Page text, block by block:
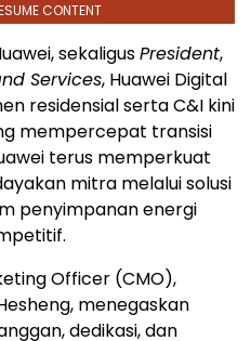
CONTENT
sekaligusPresident,
Services, Huawei Digital
residensial serta C&I kini
mempercepat transisi
terus memperkuat
mitra melalui solusi
penyimpanan energi
Officer (CMO),
menegaskan
dedikasi, dan